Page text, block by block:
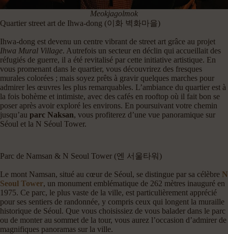
Meokjagolmok
Quartier street art de Ihwa-dong (이화 벽화마을)
Ihwa-dong est devenu un centre vibrant de street art grâce au projet
Ihwa Mural Village. Autrefois un secteur en déclin qui accueillait des
réfugiés de guerre, il a été revitalisé par cette initiative artistique. En
vous promenant dans le quartier, vous découvrirez des fresques
murales colorées ; mais soyez prêts à gravir quelques marches pour
admirer les œuvres les plus remarquables. L’ambiance du quartier est à
la fois bohème et intimiste, avec des cafés en rooftop où il fait bon se
poser après avoir exploré les environs. En poursuivant votre chemin
jusqu’au parc Naksan, vous profiterez d’une vue panoramique sur
Séoul et la N Séoul Tower.
Parc de Namsan & N Seoul Tower (엔 서울타워)
Le mont Namsan, situé au cœur de Séoul, se distingue par sa célèbre N
Seoul Tower, un monument emblématique de 262 mètres inauguré en
1975. Ce parc, le plus vaste de la ville, est particulièrement apprécié
pour ses sentiers de randonnée, y compris ceux qui longent la muraille
historique de Séoul. Que vous choisissiez de vous balader dans le parc
ou de monter au sommet de la tour, vous aurez l’occasion d’admirer de
magnifiques panoramas sur la ville.